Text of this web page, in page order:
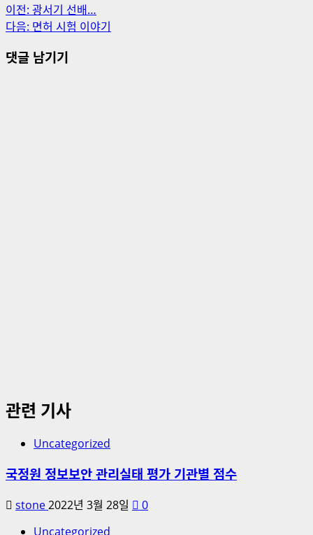
게
시
물
이전: 광서기 선배…
다음: 면허 시험 이야기
댓글 남기기
관련 기사
Uncategorized
국정원 정보보안 관리실태 평가 기관별 점수
stone2022년 3월 28일
0
Uncategorized